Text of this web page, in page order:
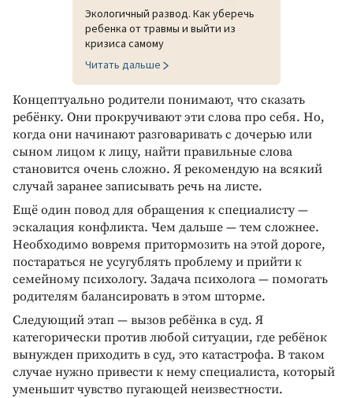
Экологичный развод. Как уберечь
ребенка от травмы и выйти из
кризиса самому
Читать дальше
Концептуально родители понимают, что сказать
ребёнку. Они прокручивают эти слова про себя. Но,
когда они начинают разговаривать с дочерью или
сыном лицом к лицу, найти правильные слова
становится очень сложно. Я рекомендую на всякий
случай заранее записывать речь на листе.
Ещё один повод для обращения к специалисту —
эскалация конфликта. Чем дальше — тем сложнее.
Необходимо вовремя притормозить на этой дороге,
постараться не усугублять проблему и прийти к
семейному психологу. Задача психолога — помогать
родителям балансировать в этом шторме.
Следующий этап — вызов ребёнка в суд. Я
категорически против любой ситуации, где ребёнок
вынужден приходить в суд, это катастрофа. В таком
случае нужно привести к нему специалиста, который
уменьшит чувство пугающей неизвестности.